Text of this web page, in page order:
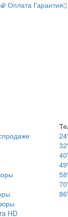
Оплата Гарантия
HD